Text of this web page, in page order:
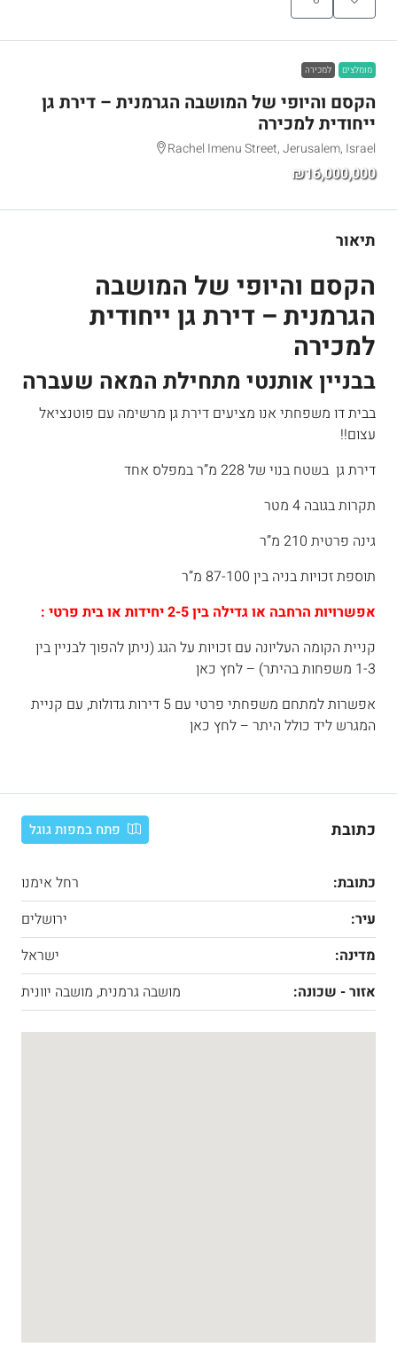
מומלצים למכירה
הקסם והיופי של המושבה הגרמנית – דירת גן
ייחודית למכירה
Rachel Imenu Street, Jerusalem, Israel
₪16,000,000
תיאור
הקסם והיופי של המושבה
הגרמנית – דירת גן ייחודית
למכירה
בבניין אותנטי מתחילת המאה שעברה
בבית דו משפחתי אנו מציעים דירת גן מרשימה עם פוטנציאל
עצום!!
דירת גן בשטח בנוי של 228 מ”ר במפלס אחד
תקרות בגובה 4 מטר
גינה פרטית 210 מ”ר
תוספת זכויות בניה בין 87-100 מ”ר
אפשרויות הרחבה או גדילה בין 2-5 יחידות או בית פרטי :
קניית הקומה העליונה עם זכויות על הגג (ניתן להפוך לבניין בין
1-3 משפחות בהיתר) – לחץ כאן
אפשרות למתחם משפחתי פרטי עם 5 דירות גדולות, עם קניית
המגרש ליד כולל היתר – לחץ כאן
כתובת פתח במפות גוגל
כתובת:
רחל אימנו
עיר:
ירושלים
מדינה:
ישראל
אזור - שכונה:
מושבה גרמנית, מושבה יוונית